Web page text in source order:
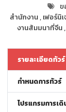
สำนักงาน, เฟอร์นิ
งานสัมมนาที่จีน,
รายละเอียดทัวร์
กำหนดการทัวร์
โปรแกรมการเดิ